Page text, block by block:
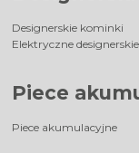
Designerskie kominki
Elektryczne
Piece
Piece akumulacyjne